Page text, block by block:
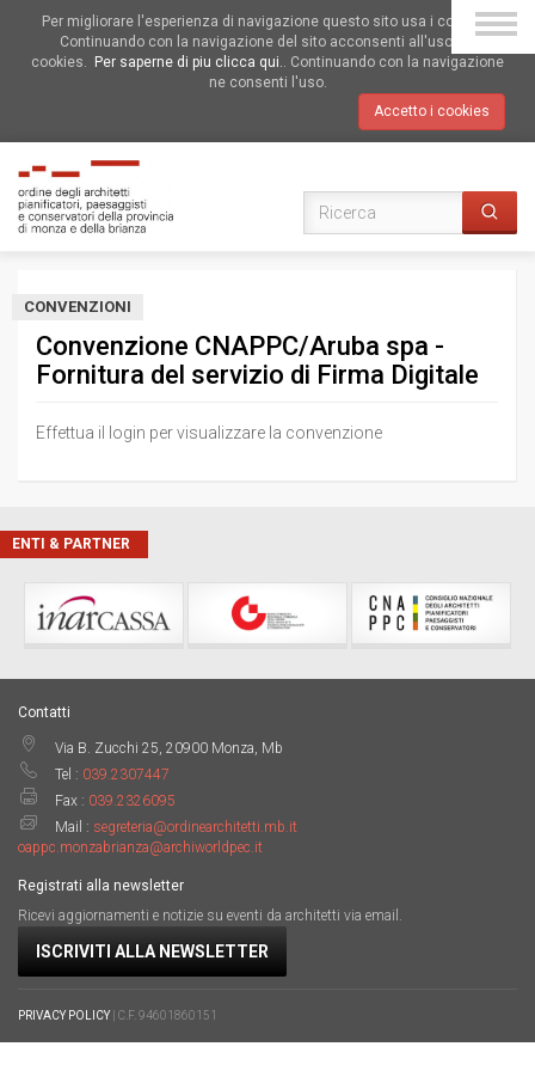
Per migliorare l'esperienza di navigazione questo sito usa i cookies.
Continuando con la navigazione del sito acconsenti all'uso dei
cookies.
Per saperne di piu clicca qui.. Continuando con la navigazione
ne consenti l'uso.
Accetto i cookies
CONVENZIONI
Convenzione CNAPPC/Aruba spa -
Fornitura del servizio di Firma Digitale
Effettua il login per visualizzare la convenzione
ENTI & PARTNER
Contatti
Via B. Zucchi 25, 20900 Monza, Mb
Tel : 039.2307447
Fax : 039.2326095
Mail : segreteria@ordinearchitetti.mb.it
oappc.monzabrianza@archiworldpec.it
Registrati alla newsletter
Ricevi aggiornamenti e notizie su eventi da architetti via email.
ISCRIVITI ALLA NEWSLETTER
PRIVACY POLICY| C.F. 94601860151